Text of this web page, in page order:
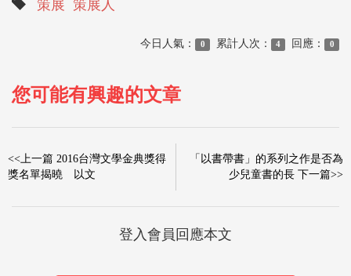
策展 策展人
今日人氣： 0 累計人次： 4 回應： 0
您可能有興趣的文章
<<上一篇 2016台灣文學金典獎得
獎名單揭曉 以文
「以書帶書」的系列之作是否為
少兒童書的長 下一篇>>
登入會員回應本文